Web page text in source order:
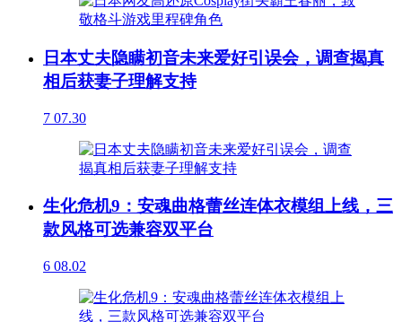
日本丈夫隐瞒初音未来爱好引误会，调查揭真
相后获妻子理解支持
7 07.30
生化危机9：安魂曲格蕾丝连体衣模组上线，三
款风格可选兼容双平台
6 08.02